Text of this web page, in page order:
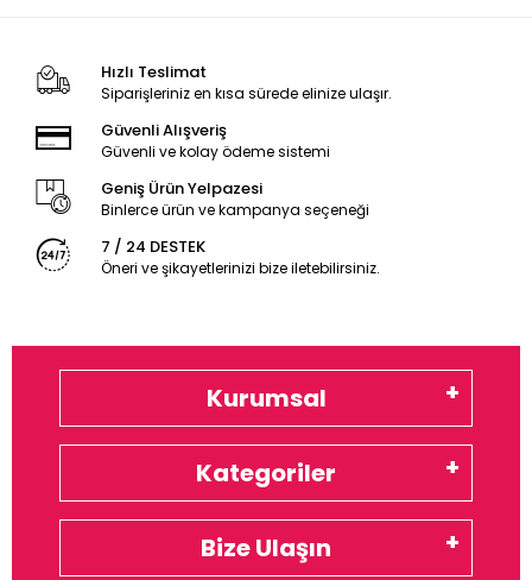
Hızlı Teslimat
Siparişleriniz en kısa sürede elinize ulaşır.
Güvenli Alışveriş
Güvenli ve kolay ödeme sistemi
Geniş Ürün Yelpazesi
Binlerce ürün ve kampanya seçeneği
7 / 24 DESTEK
Öneri ve şikayetlerinizi bize iletebilirsiniz.
Kurumsal
Kategoriler
Bize Ulaşın